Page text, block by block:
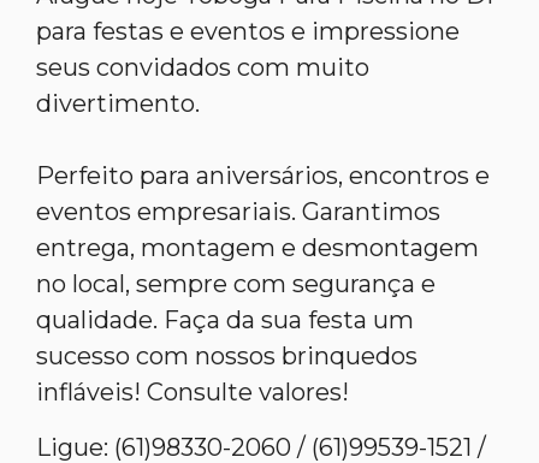
para festas e eventos e impressione
seus convidados com muito
divertimento.
Perfeito para aniversários, encontros e
eventos empresariais. Garantimos
entrega, montagem e desmontagem
no local, sempre com segurança e
qualidade. Faça da sua festa um
sucesso com nossos brinquedos
infláveis! Consulte valores!
Ligue: (61)98330-2060 / (61)99539-1521 /